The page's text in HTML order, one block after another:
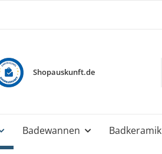
Shopauskunft.de
Badewannen Badkeramik